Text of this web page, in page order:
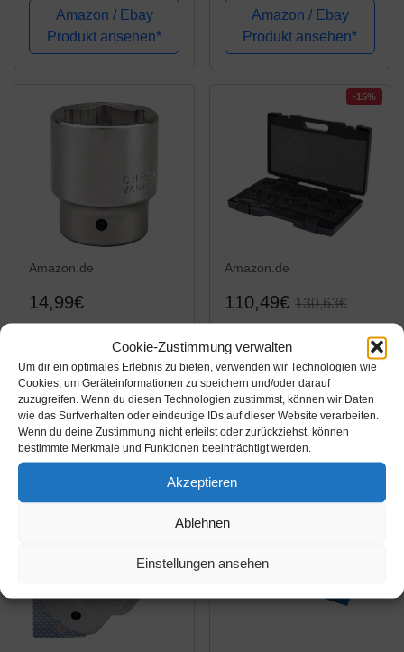
Cookie-Zustimmung verwalten
Um dir ein optimales Erlebnis zu bieten, verwenden wir Technologien wie
Cookies, um Geräteinformationen zu speichern und/oder darauf
zuzugreifen. Wenn du diesen Technologien zustimmst, können wir Daten
wie das Surfverhalten oder eindeutige IDs auf dieser Website verarbeiten.
Wenn du deine Zustimmung nicht erteilst oder zurückziehst, können
bestimmte Merkmale und Funktionen beeinträchtigt werden.
Akzeptieren
Ablehnen
Einstellungen ansehen
(3/4") | SW 46 mm
Amazon / Ebay
Produkt ansehen*
(1/2") | SW 46 mm | CV-
Stahl
Amazon / Ebay
Produkt ansehen*
Amazon.de
14,99€
Stecknuss Nuss
Einsatz SW 46 mm 3/4'
Amazon / Ebay
Produkt ansehen*
-15%
Amazon.de
110,49€ 130,63€
Leitungsschlüssel-
Satz, SW 19-46 mm,
10-tlg.Amazon / Ebay
Produkt ansehen*